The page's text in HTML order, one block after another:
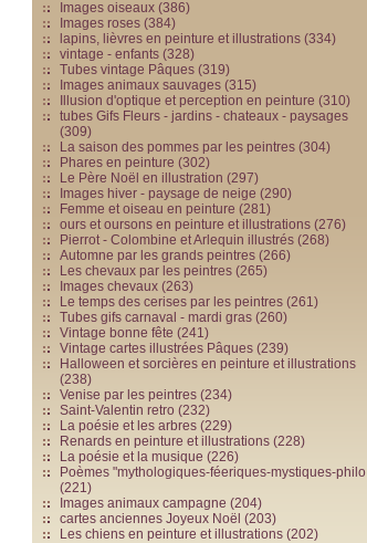
Images oiseaux (386)
Images roses (384)
lapins, lièvres en peinture et illustrations (334)
vintage - enfants (328)
Tubes vintage Pâques (319)
Images animaux sauvages (315)
Illusion d'optique et perception en peinture (310)
tubes Gifs Fleurs - jardins - chateaux - paysages
(309)
La saison des pommes par les peintres (304)
Phares en peinture (302)
Le Père Noël en illustration (297)
Images hiver - paysage de neige (290)
Femme et oiseau en peinture (281)
ours et oursons en peinture et illustrations (276)
Pierrot - Colombine et Arlequin illustrés (268)
Automne par les grands peintres (266)
Les chevaux par les peintres (265)
Images chevaux (263)
Le temps des cerises par les peintres (261)
Tubes gifs carnaval - mardi gras (260)
Vintage bonne fête (241)
Vintage cartes illustrées Pâques (239)
Halloween et sorcières en peinture et illustrations
(238)
Venise par les peintres (234)
Saint-Valentin retro (232)
La poésie et les arbres (229)
Renards en peinture et illustrations (228)
La poésie et la musique (226)
Poèmes "mythologiques-féeriques-mystiques-philo
(221)
Images animaux campagne (204)
cartes anciennes Joyeux Noël (203)
Les chiens en peinture et illustrations (202)